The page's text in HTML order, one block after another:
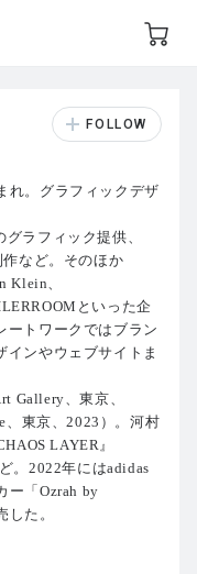
。グラフィックデザ
ラフィック提供、
など。そのほか
Klein、
といった企
ートワークではブラン
インやウェブサイトま
Gallery、東京、
、東京、2023）。河村
LAYER』
。2022年にはadidas
ー「Ozrah by
た。